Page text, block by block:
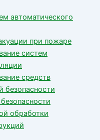
автоматического
при пожаре
систем
средств
безопасности
обработки